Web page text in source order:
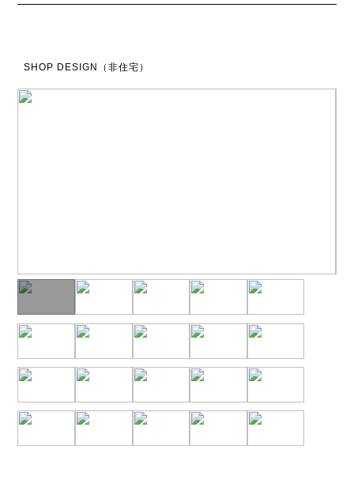
SHOP DESIGN（非住宅）